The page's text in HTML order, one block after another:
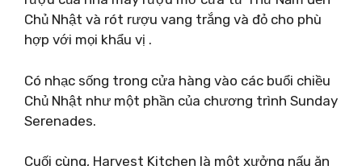
Chủ Nhật và rót rượu vang trắng và đỏ cho phù
hợp với mọi khẩu vị .
Có nhạc sống trong cửa hàng vào các buổi chiều
Chủ Nhật như một phần của chương trình Sunday
Serenades.
Cuối cùng, Harvest Kitchen là một xưởng nấu ăn